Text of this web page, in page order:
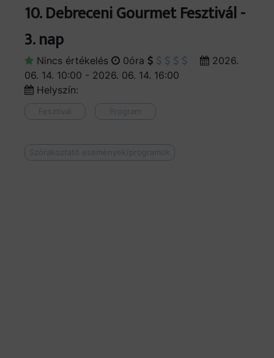
10. Debreceni Gourmet Fesztivál -
3. nap
Nincs értékelés 0óra
2026.
06. 14. 10:00 - 2026. 06. 14. 16:00
Helyszín:
Fesztivál Program
Szórakoztató események/programok